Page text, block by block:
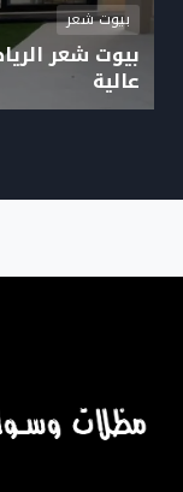
بيوت شعر
بيوت شعر
عالية